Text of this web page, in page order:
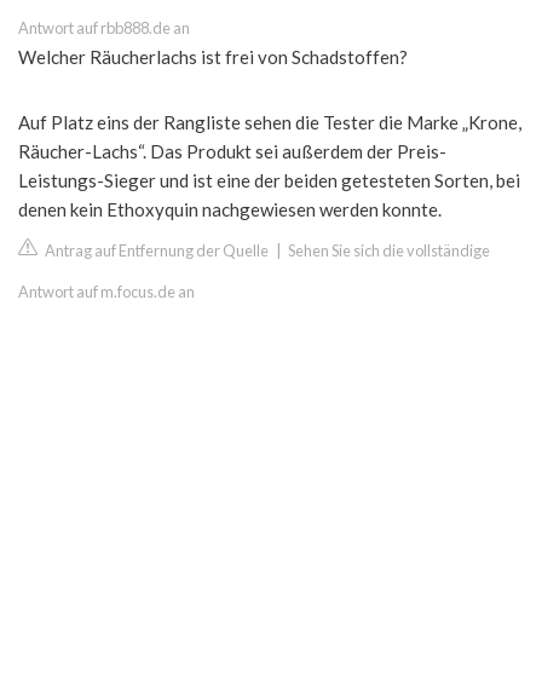
Antwort auf rbb888.de an
Welcher Räucherlachs ist frei von Schadstoffen?
Auf Platz eins der Rangliste sehen die Tester die Marke „Krone,
Räucher-Lachs“. Das Produkt sei außerdem der Preis-
Leistungs-Sieger und ist eine der beiden getesteten Sorten, bei
denen kein Ethoxyquin nachgewiesen werden konnte.
Antrag auf Entfernung der Quelle Sehen Sie sich die vollständige
Antwort auf m.focus.de an